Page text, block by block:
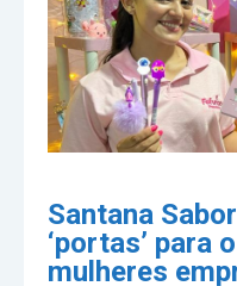
Santana
‘portas’ para
mulheres